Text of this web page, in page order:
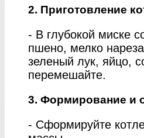
2. Приготовление
- В глубокой миске
пшено, мелко
зеленый лук, яйцо,
перемешайте.
3. Формирование и
- Сформируйте